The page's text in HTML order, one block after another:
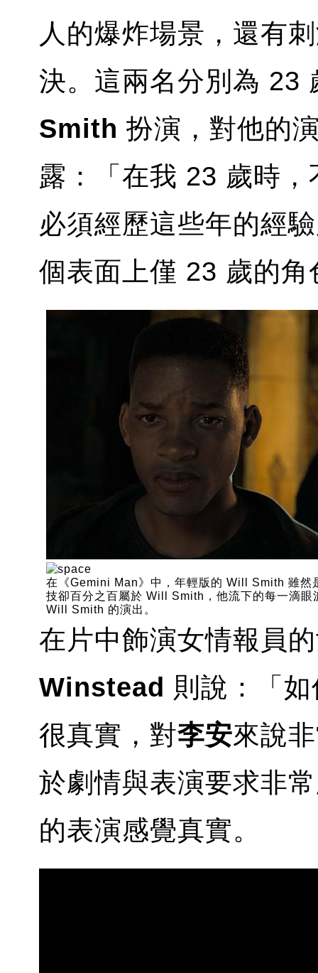
人的爆炸場景，還有
決。這兩名分別為 23
Smith 扮演，對他的
露：「在我 23 歲時
必須經歷這些年的經
個表面上僅 23 歲的角
在《Gemini Man》中，年輕版的 Will Smith 雖然
技卻百分之百屬於 Will Smith，他流下的每一滴眼
Will Smith 的演出。
在片中飾演女情報員
Winstead 則說：「
很真實，對李安來說
於劇情與表演要求非
的表演感覺真實。